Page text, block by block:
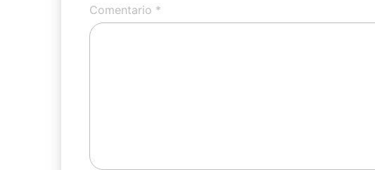
Comentario *